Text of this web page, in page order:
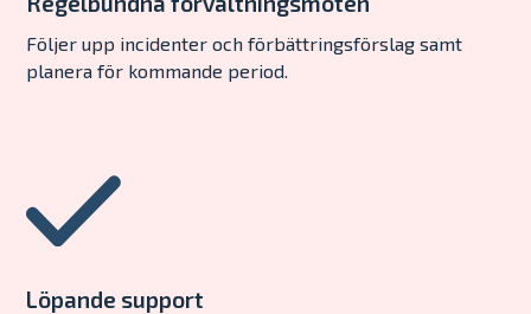
Följer upp incidenter och förbättringsförslag samt
planera för kommande period.
Löpande support